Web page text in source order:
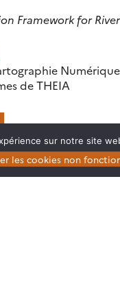
Framework for
de THEIA
sur notre site
les cookies non